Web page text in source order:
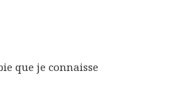
que je connaisse